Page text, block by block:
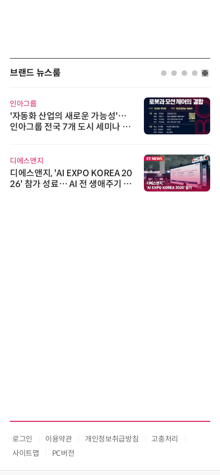
브랜드 뉴스룸
인아그룹
'자동화 산업의 새로운 가능성'…
인아그룹 전국 7개 도시 세미나 페
디에스앤지
디에스앤지, 'AI EXPO KOREA 20
26' 참가 성료… AI 전 생애주기 아
로그인 이용약관 개인정보취급방침
고충처리
사이트맵
PC버전